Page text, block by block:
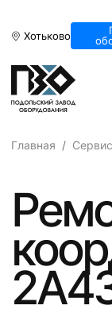
Хотьково
Главная